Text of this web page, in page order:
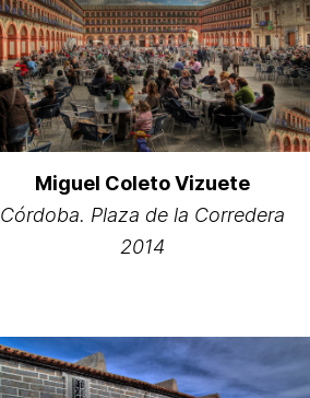
Miguel Coleto Vizuete
Córdoba. Plaza de la Corredera
2014